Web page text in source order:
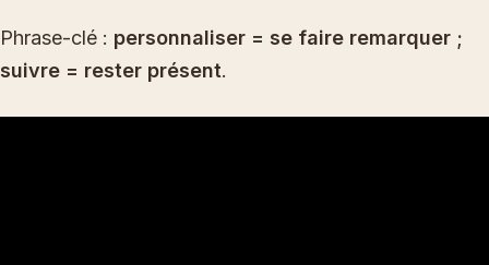
Phrase-clé : personnaliser = se faire remarquer ;
suivre = rester présent.